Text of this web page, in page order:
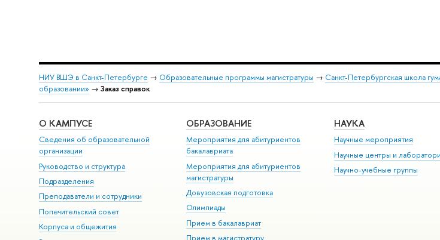
НИУ ВШЭ в Санкт-Петербурге → Образовательные программы магистратуры → Санкт-Петербургская школа
образовании» → Заказ справок
О КАМПУСЕ
Сведения об образовательной
организации
Руководство и структура
Подразделения
Преподаватели и сотрудники
Попечительский совет
Корпуса и общежития
ОБРАЗОВАНИЕ
Мероприятия для абитуриентов
бакалавриата
Мероприятия для абитуриентов
магистратуры
Довузовская подготовка
Олимпиады
Прием в бакалавриат
НАУКА
Научные мероприятия
Научные центры и
Научно-учебные группы